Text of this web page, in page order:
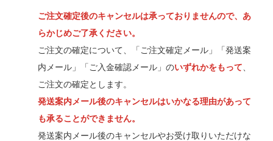
ご注文確定後のキャンセルは承っておりませんので、あ
らかじめご了承ください。
ご注文の確定について、「ご注文確定メール」「発送案
内メール」「ご入金確認メール」のいずれかをもって
ご注文の確定とします。
発送案内メール後のキャンセルはいかなる理由があって
も承ることができません。
発送案内メール後のキャンセルやお受け取りいただけな